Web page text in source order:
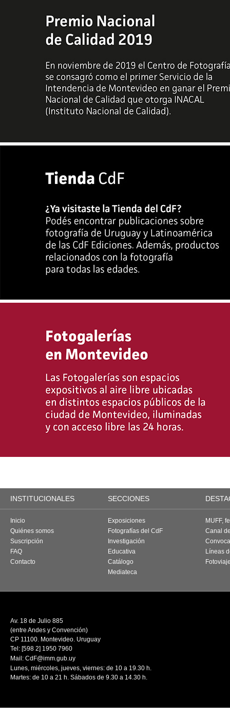
INSTITUCIONALES SECCIONES
Inicio
Quiénes somos
Suscripción
FAQ
Contacto
Exposiciones
Fotografías del CdF
Investigación
Educativa
Catálogo
Mediateca
MUFF,
Canal
Líneas
Av. 18 de Julio 885
(entre Andes y Convención)
CP 11100. Montevideo. Uruguay
Tel: [598 2] 1950 7960
Mail: CdF@imm.gub.uy
Lunes, miércoles, jueves, viernes: de 10 a 19.30 h.
Martes: de 10 a 21 h. Sábados de 9.30 a 14.30 h.